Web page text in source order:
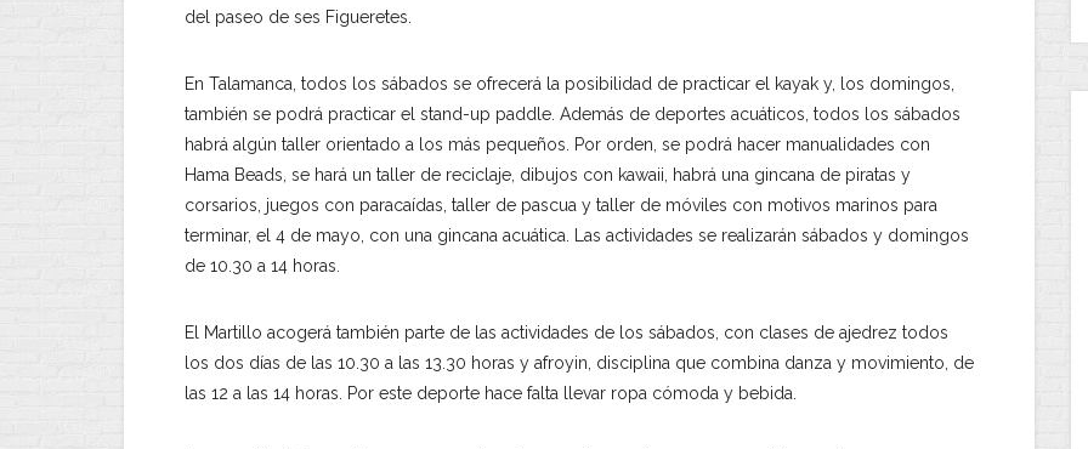
del paseo de ses Figueretes.
En Talamanca, todos los sábados se ofrecerá la posibilidad de practicar el kayak y, los domingos,
también se podrá practicar el stand-up paddle. Además de deportes acuáticos, todos los sábados
habrá algún taller orientado a los más pequeños. Por orden, se podrá hacer manualidades con
Hama Beads, se hará un taller de reciclaje, dibujos con kawaii, habrá una gincana de piratas y
corsarios, juegos con paracaídas, taller de pascua y taller de móviles con motivos marinos para
terminar, el 4 de mayo, con una gincana acuática. Las actividades se realizarán sábados y domingos
de 10.30 a 14 horas.
El Martillo acogerá también parte de las actividades de los sábados, con clases de ajedrez todos
los dos días de las 10.30 a las 13.30 horas y afroyin, disciplina que combina danza y movimiento, de
las 12 a las 14 horas. Por este deporte hace falta llevar ropa cómoda y bebida.